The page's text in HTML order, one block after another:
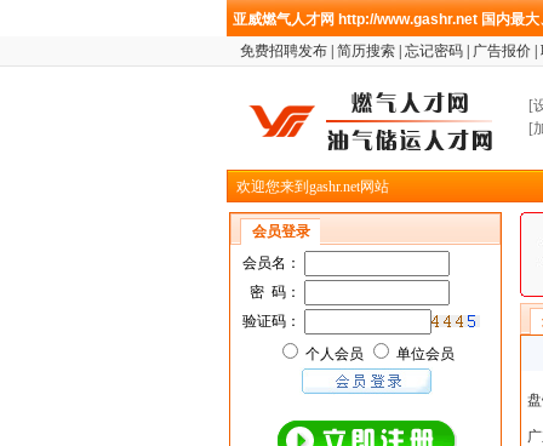
亚威燃气人才网 http://www.gashr.net 国内最
免费招聘发布 简历搜索 忘记密码 广告报价
[
[
欢迎您来到gashr.net网站
会员登录
会员名：
密 码：
验证码：
个人会员
单位会员